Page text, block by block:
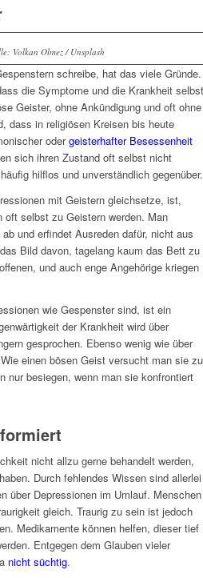
Volkan Olmez /​ Unsplash
schreibe, hat das viele Gründe.
die Symptome und die Krankheit selbst
Geister, ohne Ankündigung und oft ohne
dass in religiösen Kreisen bis heute
odergeisterhafter Besessenheit
sich ihren Zustand oft selbst nicht
hilflos und unverständlich gegenüber.
mit Geistern gleichsetze, ist,
selbst zu Geistern werden. Man
und erfindet Ausreden dafür, nicht aus
Bild davon, tagelang kaum das Bett zu
und auch enge Angehörige kriegen
wie Gespenster sind, ist ein
der Krankheit wird über
gesprochen. Ebenso wenig wie über
einen bösen Geist versucht man sie zu
nur besiegen, wenn man sie konfrontiert
nicht allzu gerne behandelt werden,
Durch fehlendes Wissen sind allerlei
über Depressionen im Umlauf. Menschen
gleich. Traurig zu sein ist jedoch
Medikamente können helfen, dieser tief
Entgegen dem Glauben vieler
nicht süchtig.